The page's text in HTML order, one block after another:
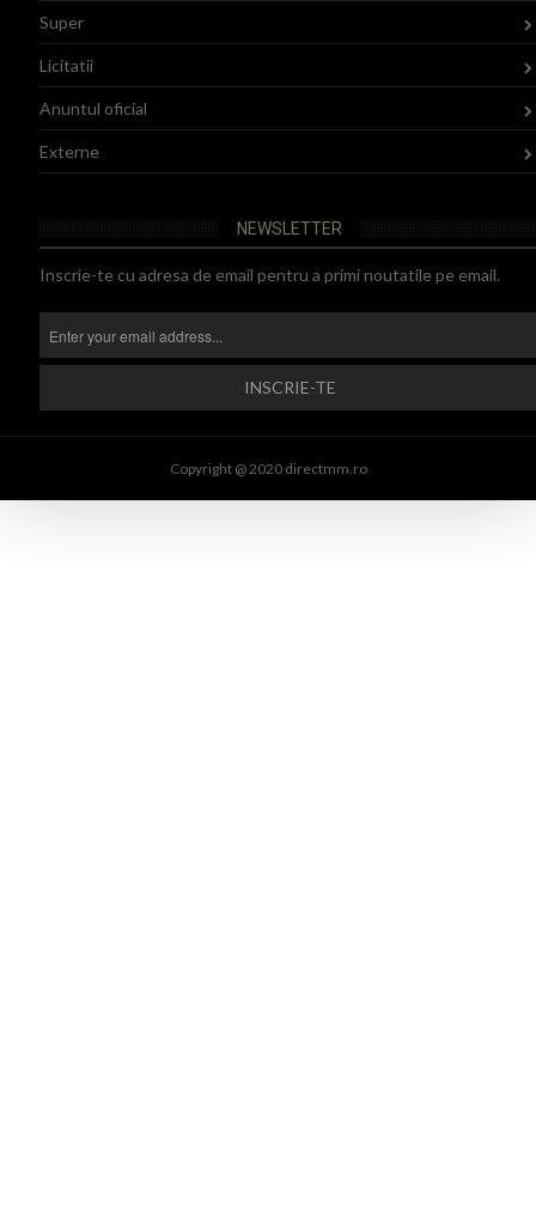
Super
Licitatii
Anuntul oficial
Externe
NEWSLETTER
Inscrie-te cu adresa de email pentru a primi noutatile pe email.
Copyright @ 2020 directmm.ro